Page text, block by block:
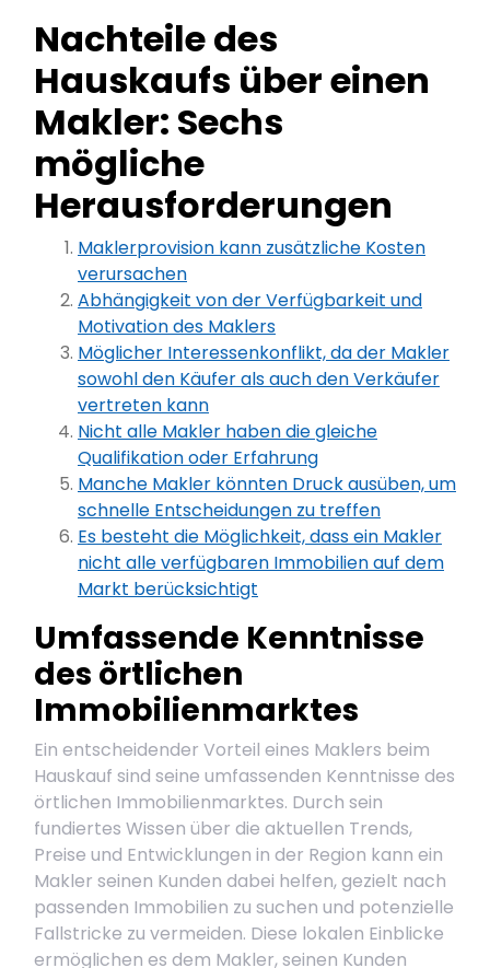
Nachteile des
Hauskaufs über einen
Makler: Sechs
mögliche
Herausforderungen
Maklerprovision kann zusätzliche Kosten
verursachen
Abhängigkeit von der Verfügbarkeit und
Motivation des Maklers
Möglicher Interessenkonflikt, da der Makler
sowohl den Käufer als auch den Verkäufer
vertreten kann
Nicht alle Makler haben die gleiche
Qualifikation oder Erfahrung
Manche Makler könnten Druck ausüben, um
schnelle Entscheidungen zu treffen
Es besteht die Möglichkeit, dass ein Makler
nicht alle verfügbaren Immobilien auf dem
Markt berücksichtigt
Umfassende Kenntnisse
des örtlichen
Immobilienmarktes
Ein entscheidender Vorteil eines Maklers beim
Hauskauf sind seine umfassenden Kenntnisse des
örtlichen Immobilienmarktes. Durch sein
fundiertes Wissen über die aktuellen Trends,
Preise und Entwicklungen in der Region kann ein
Makler seinen Kunden dabei helfen, gezielt nach
passenden Immobilien zu suchen und potenzielle
Fallstricke zu vermeiden. Diese lokalen Einblicke
ermöglichen es dem Makler, seinen Kunden